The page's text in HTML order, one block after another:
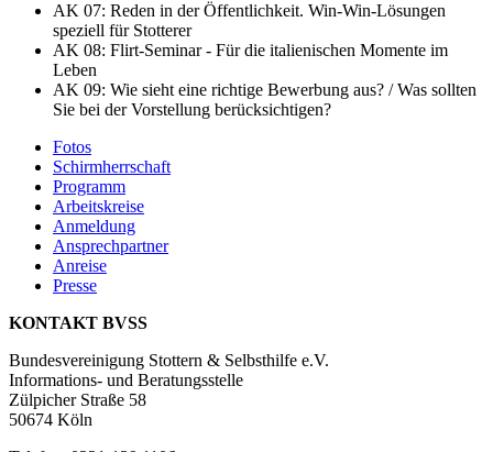
AK 07: Reden in der Öffentlichkeit. Win-Win-Lösungen
speziell für Stotterer
AK 08: Flirt-Seminar - Für die italienischen Momente im
Leben
AK 09: Wie sieht eine richtige Bewerbung aus? / Was sollten
Sie bei der Vorstellung berücksichtigen?
Fotos
Schirmherrschaft
Programm
Arbeitskreise
Anmeldung
Ansprechpartner
Anreise
Presse
KONTAKT BVSS
Bundesvereinigung Stottern & Selbsthilfe e.V.
Informations- und Beratungsstelle
Zülpicher Straße 58
50674 Köln